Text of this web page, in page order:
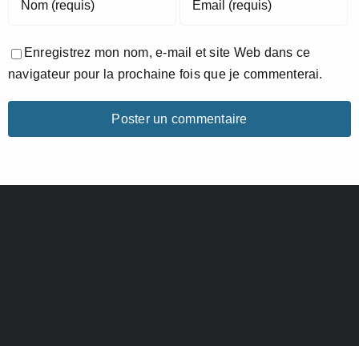
Enregistrez mon nom, e-mail et site Web dans ce
navigateur pour la prochaine fois que je commenterai.